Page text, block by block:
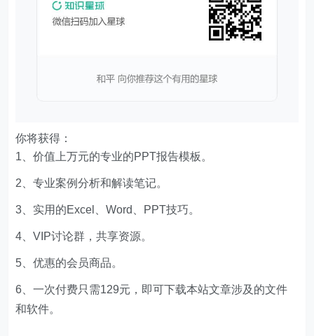
你将获得：
1、价值上万元的专业的PPT报告模板。
2、专业案例分析和解读笔记。
3、实用的Excel、Word、PPT技巧。
4、VIP讨论群，共享资源。
5、优惠的会员商品。
6、一次付费只需129元，即可下载本站文章涉及的文件
和软件。